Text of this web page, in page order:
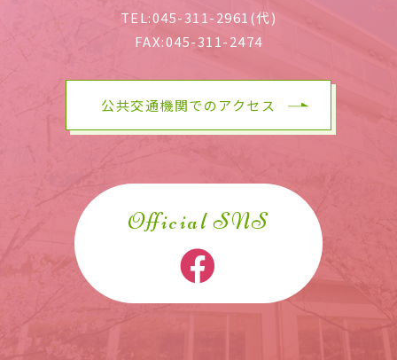
TEL:045-311-2961(代)
FAX:045-311-2474
公共交通機関でのアクセス
Official SNS